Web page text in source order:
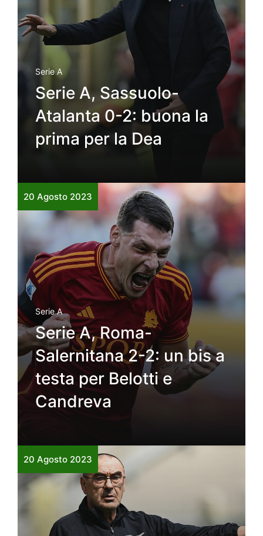
Serie A
Serie A, Sassuolo-
Atalanta 0-2: buona la
prima per la Dea
20 Agosto 2023
Serie A
Serie A, Roma-
Salernitana 2-2: un bis a
testa per Belotti e
Candreva
20 Agosto 2023